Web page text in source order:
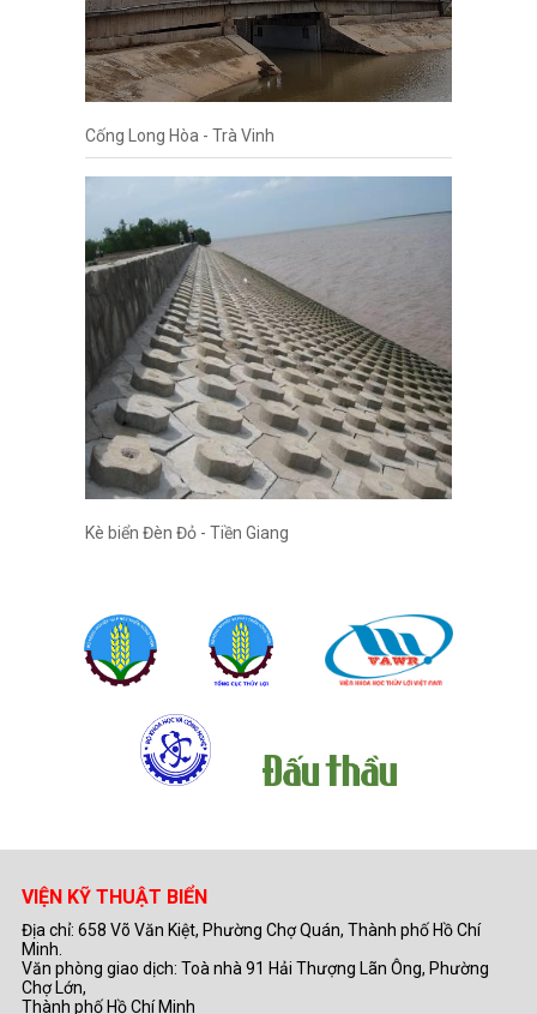
Cống Long Hòa - Trà Vinh
Kè biển Đèn Đỏ - Tiền Giang
VIỆN KỸ THUẬT BIỂN
Địa chỉ: 658 Võ Văn Kiệt, Phường Chợ Quán, Thành phố Hồ Chí
Minh.
Văn phòng giao dịch: Toà nhà 91 Hải Thượng Lãn Ông, Phường
Chợ Lớn,
Thành phố Hồ Chí Minh